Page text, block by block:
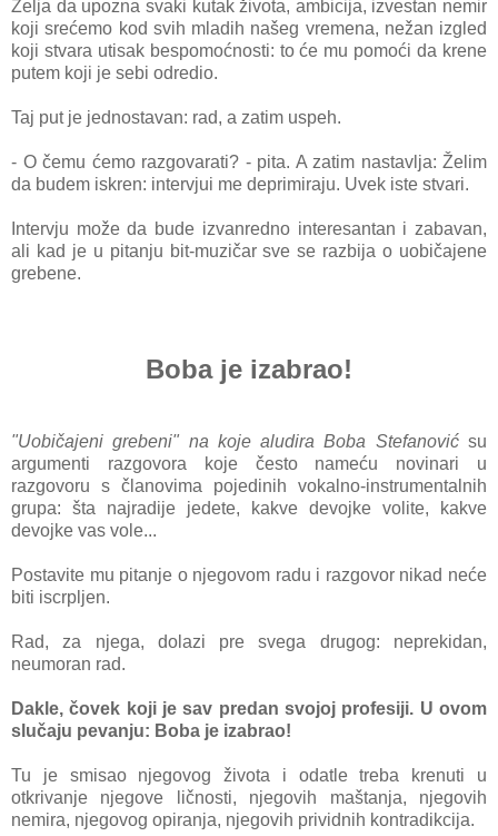
Želja da upozna svaki kutak života, ambicija, izvestan nemir
koji srećemo kod svih mladih našeg vremena, nežan izgled
koji stvara utisak bespomoćnosti: to će mu pomoći da krene
putem koji je sebi odredio.
Taj put je jednostavan: rad, a zatim uspeh.
- O čemu ćemo razgovarati? - pita. A zatim nastavlja: Želim
da budem iskren: intervjui me deprimiraju. Uvek iste stvari.
Intervju može da bude izvanredno interesantan i zabavan,
ali kad je u pitanju bit-muzičar sve se razbija o uobičajene
grebene.
Boba je izabrao!
"Uobičajeni grebeni" na koje aludira Boba Stefanović su
argumenti razgovora koje često nameću novinari u
razgovoru s članovima pojedinih vokalno-instrumentalnih
grupa: šta najradije jedete, kakve devojke volite, kakve
devojke vas vole...
Postavite mu pitanje o njegovom radu i razgovor nikad neće
biti iscrpljen.
Rad, za njega, dolazi pre svega drugog: neprekidan,
neumoran rad.
Dakle, čovek koji je sav predan svojoj profesiji. U ovom
slučaju pevanju: Boba je izabrao!
Tu je smisao njegovog života i odatle treba krenuti u
otkrivanje njegove ličnosti, njegovih maštanja, njegovih
nemira, njegovog opiranja, njegovih prividnih kontradikcija.